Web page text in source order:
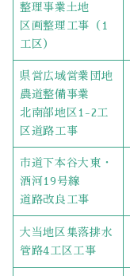
整理事業土地
区画整理工事（1
工区）
県営広域営業団地
農道整備事業
北南部地区1-2工
区道路工事
市道下本谷大東・
酒河19号線
道路改良工事
大当地区集落排水
管路4工区工事